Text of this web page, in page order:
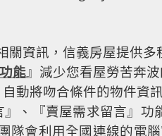
關資訊，信義房屋提供多
能』減少您看屋勞苦奔
動將吻合條件的物件資
、『賣屋需求留言』
隊會利用全國連線的電